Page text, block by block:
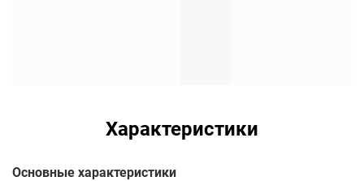
Характеристики
Основные характеристики